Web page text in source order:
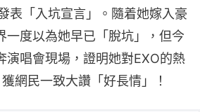
表「入坑宣言」。隨着她嫁入豪
一度以為她早已「脫坑」，但今
演唱會現場，證明她對EXO的熱
網民一致大讚「好長情」！